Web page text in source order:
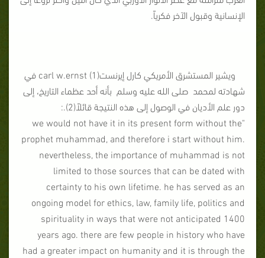
الإنسانية وقبول الآخر فكرياً.
ويشير المستشرق الأمريكي كارل إيرنست(1) carl w.ernst في
شهادته لمحمد صلى الله عليه وسلم بأنه أحد عظماء التاريخ، إلى
دور علم الأديان في الوصول إلى هذه النتيجة قائلاً(2).:
"we would not have it in its present form without the
prophet muhammad, and therefore i start without him.
nevertheless, the importance of muhammad is not
limited to those sources that can be dated with
certainty to his own lifetime. he has served as an
ongoing model for ethics, law, family life, politics and
spirituality in ways that were not anticipated 1400
years ago. there are few people in history who have
had a greater impact on humanity and it is through the